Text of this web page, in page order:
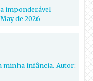
imponderável
de 2026
minha infância. Autor: